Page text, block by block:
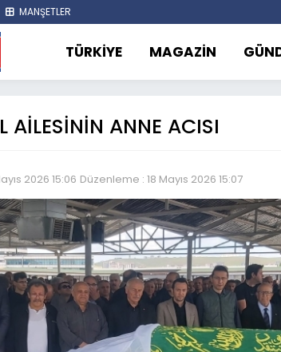
MANŞETLER
TÜRKİYE MAGAZİN
AİLESİNİN ANNE ACISI
2026 15:06 Düzenleme : 18 Mayıs 2026 15:07